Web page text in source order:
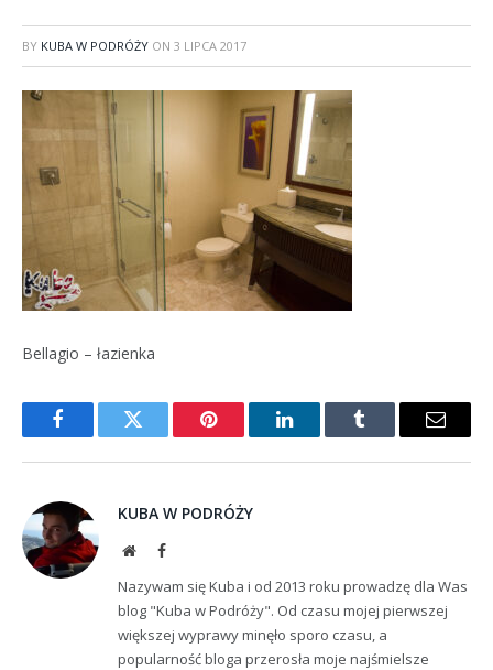
BY KUBA W PODRÓŻY ON 3 LIPCA 2017
Bellagio – łazienka
FacebookTwitter Pinterest LinkedInTumblr Email
KUBA W PODRÓŻY
WebsiteFacebook
Nazywam się Kuba i od 2013 roku prowadzę dla Was
blog "Kuba w Podróży". Od czasu mojej pierwszej
większej wyprawy minęło sporo czasu, a
popularność bloga przerosła moje najśmielsze